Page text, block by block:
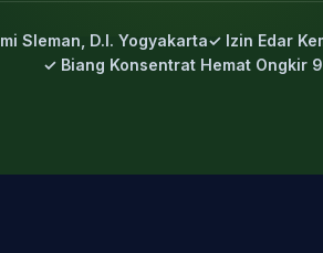
Sleman, D.I. Yogyakarta✓ Izin Edar
✓ Biang Konsentrat Hemat Ongkir